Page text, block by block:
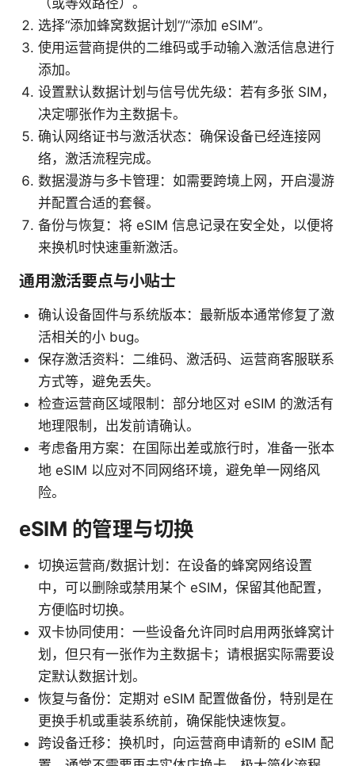
选择“添加蜂窝数据计划”/“添加 eSIM”。
使用运营商提供的二维码或手动输入激活信息进行
添加。
设置默认数据计划与信号优先级：若有多张 SIM，
决定哪张作为主数据卡。
确认网络证书与激活状态：确保设备已经连接网
络，激活流程完成。
数据漫游与多卡管理：如需要跨境上网，开启漫游
并配置合适的套餐。
备份与恢复：将 eSIM 信息记录在安全处，以便将
来换机时快速重新激活。
通用激活要点与小贴士
确认设备固件与系统版本：最新版本通常修复了激
活相关的小 bug。
保存激活资料：二维码、激活码、运营商客服联系
方式等，避免丢失。
检查运营商区域限制：部分地区对 eSIM 的激活有
地理限制，出发前请确认。
考虑备用方案：在国际出差或旅行时，准备一张本
地 eSIM 以应对不同网络环境，避免单一网络风
险。
eSIM 的管理与切换
切换运营商/数据计划：在设备的蜂窝网络设置
中，可以删除或禁用某个 eSIM，保留其他配置，
方便临时切换。
双卡协同使用：一些设备允许同时启用两张蜂窝计
划，但只有一张作为主数据卡；请根据实际需要设
定默认数据计划。
恢复与备份：定期对 eSIM 配置做备份，特别是在
更换手机或重装系统前，确保能快速恢复。
跨设备迁移：换机时，向运营商申请新的 eSIM 配